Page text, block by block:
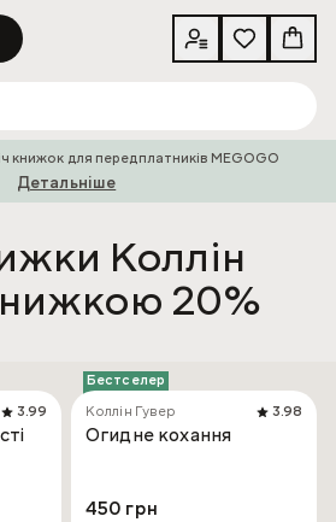
книжок для передплатників MEGOGO
Детальніше
Коллін
20%
3.99
Бестселер
Коллін Гувер
3.98
Огидне кохання
450 грн